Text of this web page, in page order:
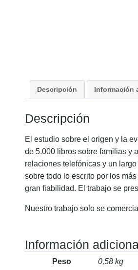
Descripción Información
Descripción
El estudio sobre el origen y la
de 5.000 libros sobre familias y
relaciones telefónicas y un
sobre todo lo escrito por los
gran fiabilidad. El trabajo se
Nuestro trabajo solo se
Información
Peso 0,58 kg